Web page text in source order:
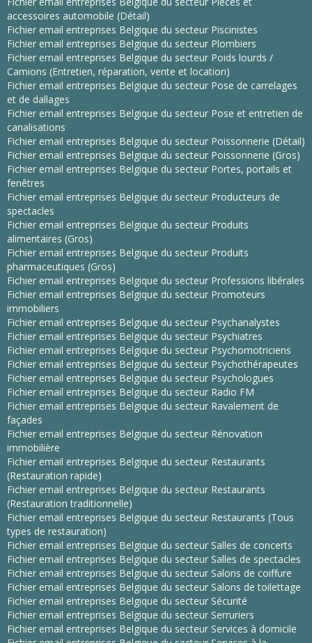
accessoires automobile (Détail)
Fichier email entreprises Belgique du secteur Piscinistes
Fichier email entreprises Belgique du secteur Plombiers
Fichier email entreprises Belgique du secteur Poids lourds /
Camions (Entretien, réparation, vente et location)
Fichier email entreprises Belgique du secteur Pose de carrelages
et de dallages
Fichier email entreprises Belgique du secteur Pose et entretien de
canalisations
Fichier email entreprises Belgique du secteur Poissonnerie (Détail)
Fichier email entreprises Belgique du secteur Poissonnerie (Gros)
Fichier email entreprises Belgique du secteur Portes, portails et
fenêtres
Fichier email entreprises Belgique du secteur Producteurs de
spectacles
Fichier email entreprises Belgique du secteur Produits
alimentaires (Gros)
Fichier email entreprises Belgique du secteur Produits
pharmaceutiques (Gros)
Fichier email entreprises Belgique du secteur Professions libérales
Fichier email entreprises Belgique du secteur Promoteurs
immobiliers
Fichier email entreprises Belgique du secteur Psychanalystes
Fichier email entreprises Belgique du secteur Psychiatres
Fichier email entreprises Belgique du secteur Psychomotriciens
Fichier email entreprises Belgique du secteur Psychothérapeutes
Fichier email entreprises Belgique du secteur Psychologues
Fichier email entreprises Belgique du secteur Radio FM
Fichier email entreprises Belgique du secteur Ravalement de
façades
Fichier email entreprises Belgique du secteur Rénovation
immobilière
Fichier email entreprises Belgique du secteur Restaurants
(Restauration rapide)
Fichier email entreprises Belgique du secteur Restaurants
(Restauration traditionnelle)
Fichier email entreprises Belgique du secteur Restaurants (Tous
types de restauration)
Fichier email entreprises Belgique du secteur Salles de concerts
Fichier email entreprises Belgique du secteur Salles de spectacles
Fichier email entreprises Belgique du secteur Salons de coiffure
Fichier email entreprises Belgique du secteur Salons de toilettage
Fichier email entreprises Belgique du secteur Sécurité
Fichier email entreprises Belgique du secteur Serruriers
Fichier email entreprises Belgique du secteur Services à domicile